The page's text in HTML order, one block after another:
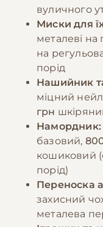
🎁 −10% на
За
суглобами.
доступ до
безпосередньо
навантажень.
🎁 −10% на
За
вуличного
Миски для
металеві на
на
порід
Нашийник
міцний
грн
Намордник:
базовий,
кошиковий
порід)
Переноска
захисний
металева